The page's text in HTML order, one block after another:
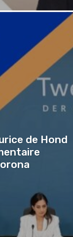
de Hond